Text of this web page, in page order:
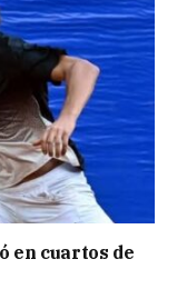
en cuartos de